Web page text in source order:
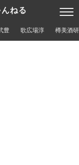
ねる
豊 歌広場淳 樽美酒